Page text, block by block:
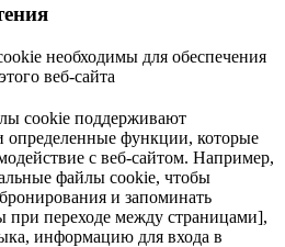
необходимы для обеспечения
веб-сайта
cookie поддерживают
определенные функции, которые
с веб-сайтом. Например,
файлы cookie, чтобы
и запоминать
переходе между страницами],
информацию для входа в